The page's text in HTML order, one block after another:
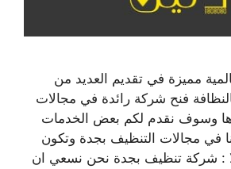
مميزة في تقديم العديد من
فنح شركة رائدة في مجالات
وسوف نقدم لكم بعض الخدمات
في مجالات التنظيف بجدة وتكون
: شركة تنظيف بجدة نحن نسعي ان